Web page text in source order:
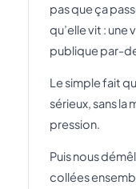
pas que ça
qu’elle vit : une
publique par-
Le simple fait
sérieux, sans la
pression.
Puis nous
collées